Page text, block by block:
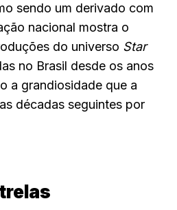
sendo um derivado com
nacional mostra o
do universo Star
no Brasil desde os anos
a grandiosidade que a
décadas seguintes por